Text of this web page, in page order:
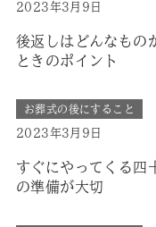
2023年3月9日
後返しはどんなもの
ときのポイント
お葬式の後にすること
2023年3月9日
すぐにやってくる四
の準備が大切